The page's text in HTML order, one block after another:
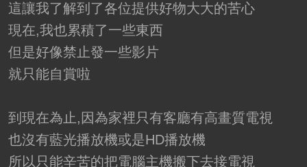
這讓我了解到了各位提供好物大大的苦心
現在,我也累積了一些東西
但是好像禁止發一些影片
就只能自賞啦
到現在為止,因為家裡只有客廳有高畫質電視
也沒有藍光播放機或是HD播放機
所以只能辛苦的把電腦主機搬下去接電視